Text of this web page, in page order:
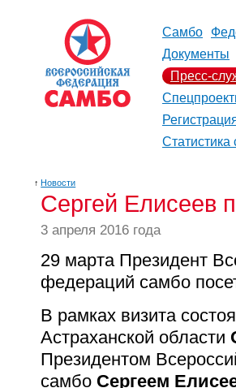
Самбо
Документы
Пресс-
Статистика
↑ Новости
Сергей Елисеев
3 апреля 2016 года
29 марта Президент
федераций самбо
В рамках визита
Астраханской области
Президентом
самбо Сергеем